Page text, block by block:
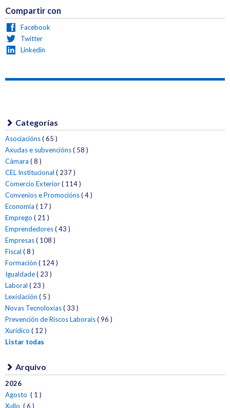
Compartir con
Facebook
Twitter
Linkedin
Categorías
Asociacións( 65 )
Axudas e subvencións( 58 )
Cámara ( 8 )
CEL Institucional ( 237 )
Comercio Exterior( 114 )
Convenios e Promocións( 4 )
Economía ( 17 )
Emprego ( 21 )
Emprendedores( 43 )
Empresas( 108 )
Fiscal ( 8 )
Formación ( 124 )
Igualdade( 23 )
Laboral ( 23 )
Lexislación ( 5 )
Novas Tecnoloxías( 33 )
Prevención de Riscos Laborais( 96 )
Xurídico ( 12 )
Listar todas
Arquivo
2026
Agosto ( 1 )
Xullo ( 6 )